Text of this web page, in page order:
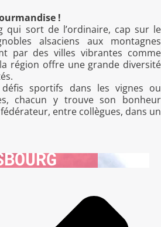
!
qui sort de l’ordinaire, cap sur le
alsaciens aux montagnes
par des villes vibrantes comme
région offre une grande diversité
défis sportifs dans les vignes ou
chacun y trouve son bonheur
entre collègues, dans un